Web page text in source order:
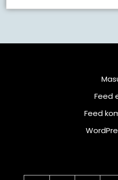
Feed
Feed